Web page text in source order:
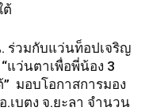
ต้
ร่วมกับแว่นท็อปเจริญ
แว่นตาเพื่อพี่น้อง 3
มอบโอกาสการมอง
เบตง จ.ยะลา จำนวน